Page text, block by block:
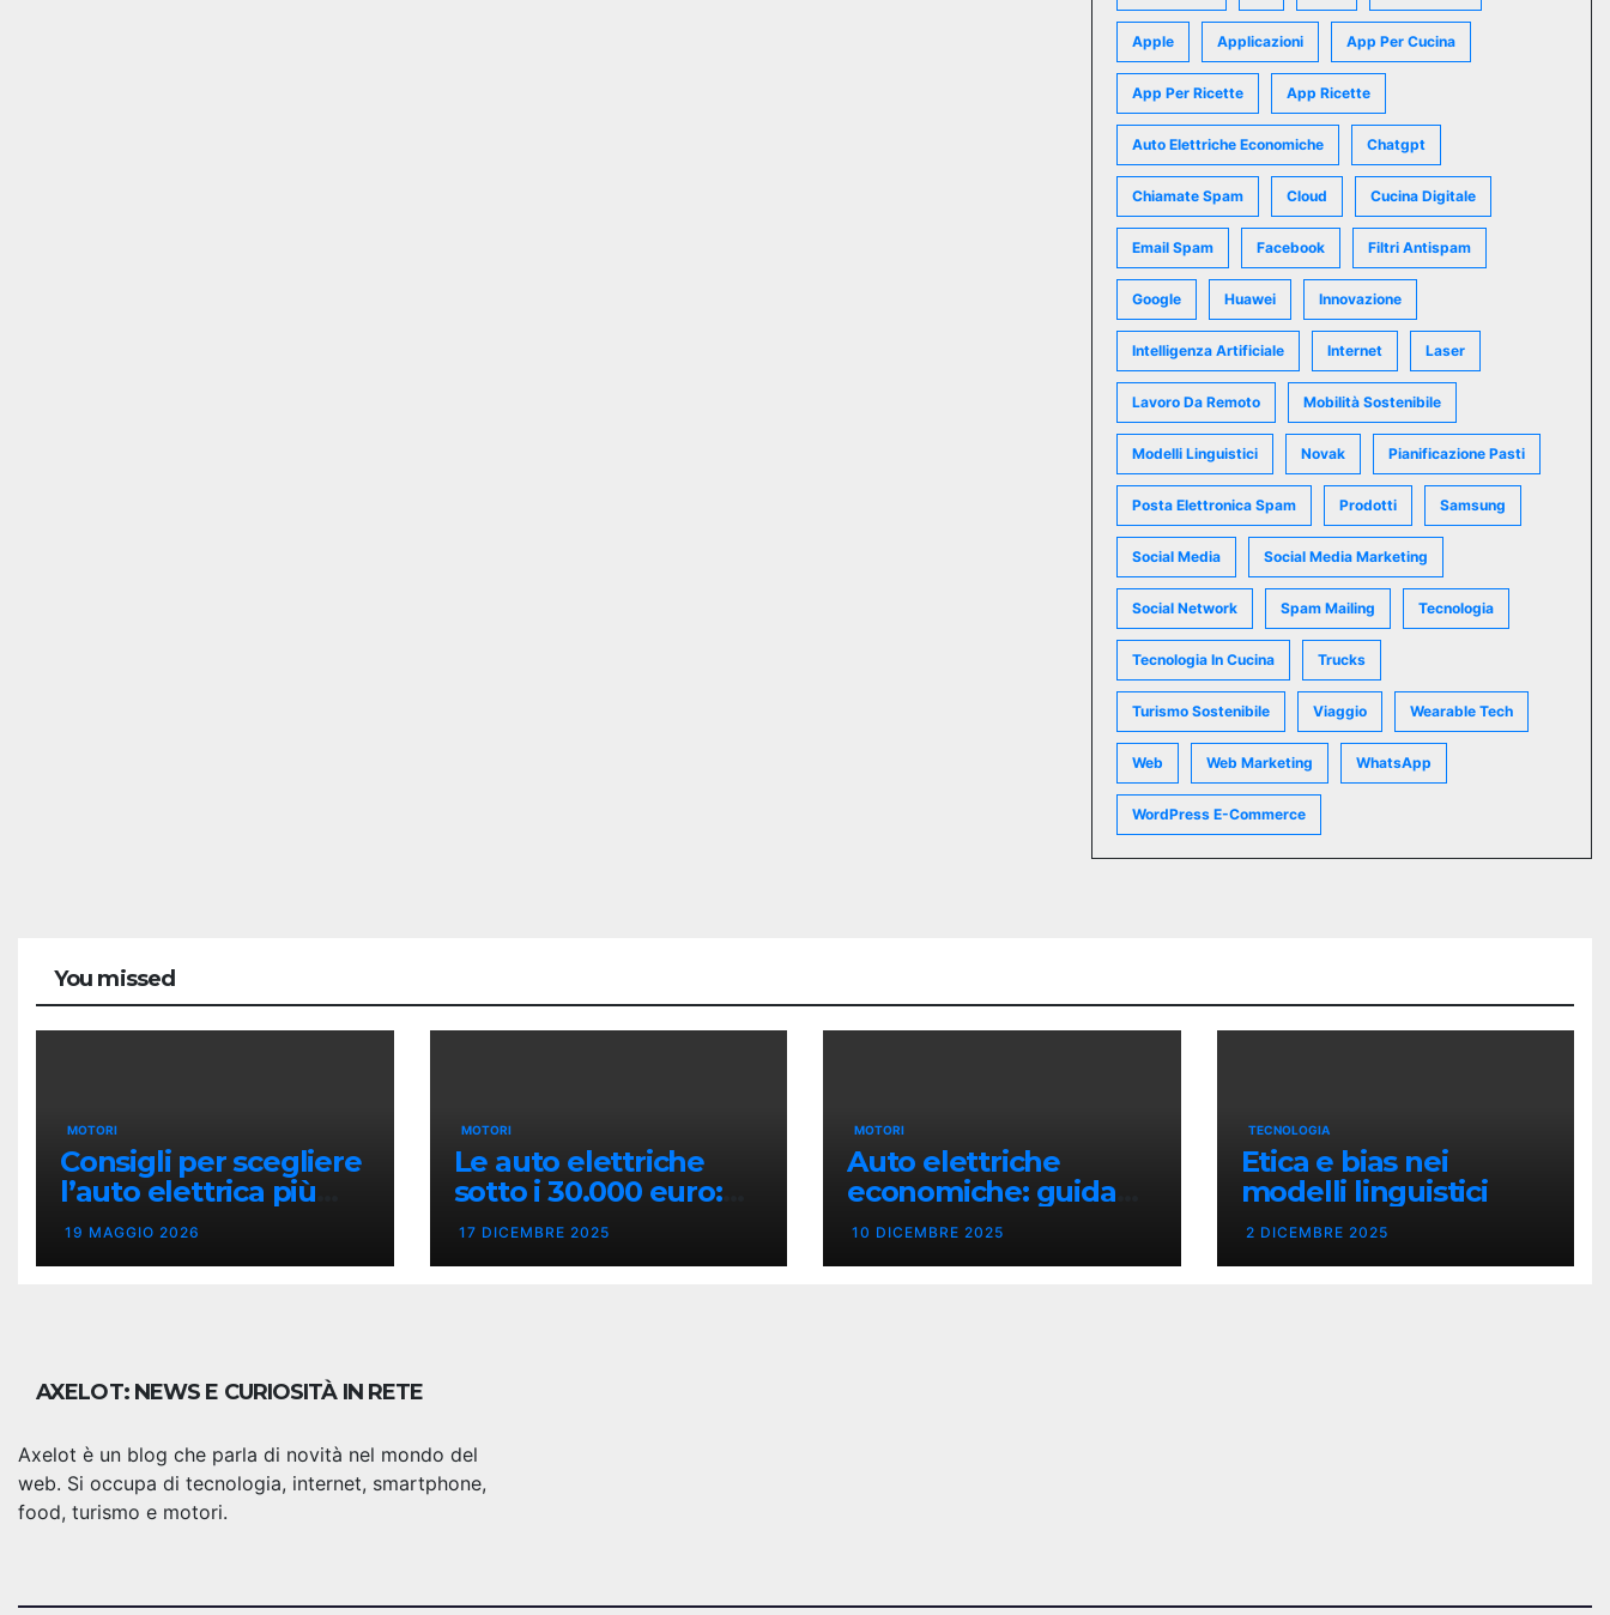
Apple Applicazioni App Per Cucina
App Per Ricette App Ricette
Auto Elettriche Economiche Chatgpt
Chiamate Spam Cloud Cucina Digitale
Email Spam Facebook Filtri Antispam
Google Huawei Innovazione
Intelligenza Artificiale Internet Laser
Lavoro Da Remoto Mobilità Sostenibile
Modelli Linguistici Novak Pianificazione Pasti
Posta Elettronica Spam Prodotti Samsung
Social Media Social Media Marketing
Social Network Spam Mailing Tecnologia
Tecnologia In Cucina Trucks
Turismo Sostenibile Viaggio Wearable Tech
Web Web Marketing WhatsApp
WordPress E-Commerce
You missed
MOTORI
Consigli per scegliere
l’auto elettrica più
adatta
19 MAGGIO 2026
MOTORI
Le auto elettriche
sotto i 30.000 euro:
modelli, pro e contro
17 DICEMBRE 2025
MOTORI
Auto elettriche
economiche: guida
all’acquisto per
10 DICEMBRE 2025
TECNOLOGIA
Etica e bias nei
modelli linguistici
2 DICEMBRE 2025
AXELOT: NEWS E CURIOSITÀ IN RETE
Axelot è un blog che parla di novità nel mondo del
web. Si occupa di tecnologia, internet, smartphone,
food, turismo e motori.